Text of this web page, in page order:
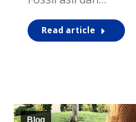
Read article
Blog